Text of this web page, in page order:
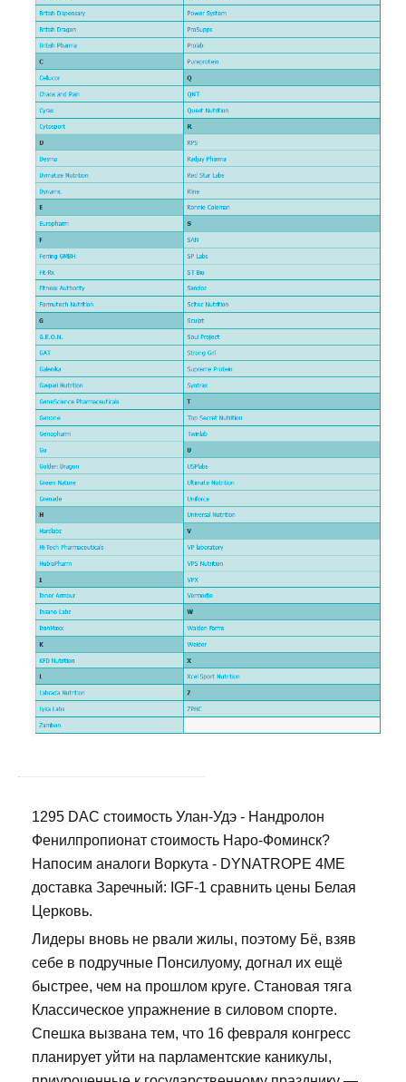
1295 DAC стоимость Улан-Удэ - Нандролон
Фенилпропионат стоимость Наро-Фоминск?
Напосим аналоги Воркута - DYNATROPE 4ME
доставка Заречный: IGF-1 сравнить цены Белая
Церковь.
Лидеры вновь не рвали жилы, поэтому Бё, взяв
себе в подручные Понсилуому, догнал их ещё
быстрее, чем на прошлом круге. Становая тяга
Классическое упражнение в силовом спорте.
Спешка вызвана тем, что 16 февраля конгресс
планирует уйти на парламентские каникулы,